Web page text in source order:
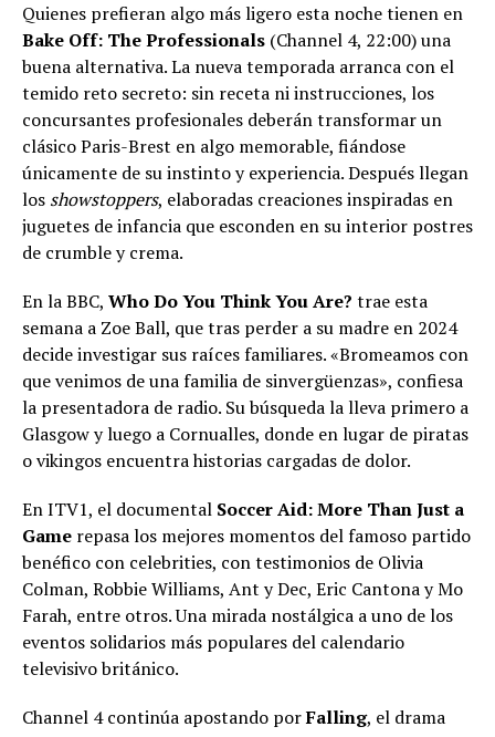
Quienes prefieran algo más ligero esta noche tienen en
Bake Off: The Professionals (Channel 4, 22:00) una
buena alternativa. La nueva temporada arranca con el
temido reto secreto: sin receta ni instrucciones, los
concursantes profesionales deberán transformar un
clásico Paris-Brest en algo memorable, fiándose
únicamente de su instinto y experiencia. Después llegan
los showstoppers, elaboradas creaciones inspiradas en
juguetes de infancia que esconden en su interior postres
de crumble y crema.
En la BBC, Who Do You Think You Are? trae esta
semana a Zoe Ball, que tras perder a su madre en 2024
decide investigar sus raíces familiares. «Bromeamos con
que venimos de una familia de sinvergüenzas», confiesa
la presentadora de radio. Su búsqueda la lleva primero a
Glasgow y luego a Cornualles, donde en lugar de piratas
o vikingos encuentra historias cargadas de dolor.
En ITV1, el documental Soccer Aid: More Than Just a
Game repasa los mejores momentos del famoso partido
benéfico con celebrities, con testimonios de Olivia
Colman, Robbie Williams, Ant y Dec, Eric Cantona y Mo
Farah, entre otros. Una mirada nostálgica a uno de los
eventos solidarios más populares del calendario
televisivo británico.
Channel 4 continúa apostando porFalling, el drama